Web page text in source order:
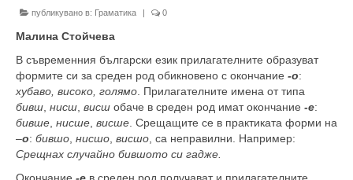
публикувано в: Граматика | 0
Малина Стойчева
В съвременния български език прилагателните образуват
формите си за среден род обикновено с окончание -о:
хубаво, високо, голямо . Прилагател­ните имена от типа
бивш нисш висш обаче в среден род имат окончание -е:
бивше нисше висше . Сре­щащите се в практиката форми на
–о: бившо нисшо висшо , са неправилни. Например:
Срещнах случай­но бившото си гадже.